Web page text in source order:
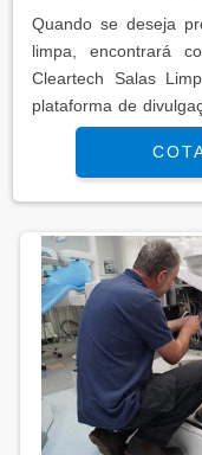
Quando se deseja
limpa, encontrará
Cleartech Salas
plataforma de
a líder do
INTERESSANTES
LIMPASe alguém
grande expressão de
escadas pré